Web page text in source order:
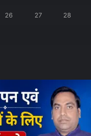
26 27 28